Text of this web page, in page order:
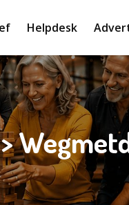
Helpdesk